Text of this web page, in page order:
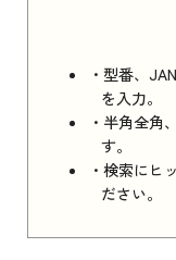
・型番、
を入力。
・半角全角
す。
・検索にヒ
ださい。
iPhone
iPhone
ら
iPad 11
はこちら